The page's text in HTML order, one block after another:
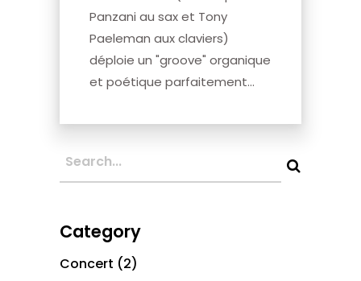
Panzani au sax et Tony
Paeleman aux claviers)
déploie un "groove" organique
et poétique parfaitement...
Category
Concert (2)